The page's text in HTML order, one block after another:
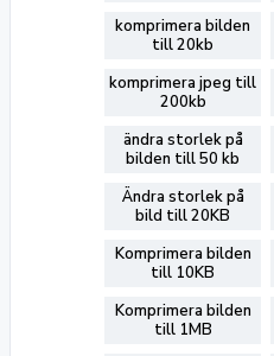
komprimera bilden
till 20kb
komprimera jpeg till
200kb
ändra storlek på
bilden till 50 kb
Ändra storlek på
bild till 20KB
Komprimera bilden
till 10KB
Komprimera bilden
till 1MB